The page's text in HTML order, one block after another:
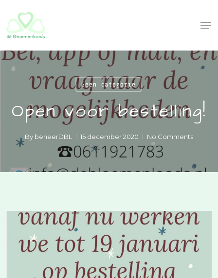
main
Geen categorie
Open voor bestelling!
By beheerDBL 15 december 2020 No Comments
Close